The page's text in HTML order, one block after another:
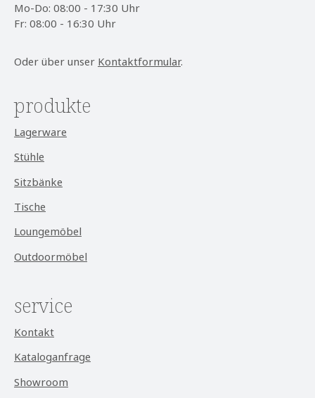
Mo-Do: 08:00 - 17:30 Uhr
Fr: 08:00 - 16:30 Uhr
Oder über unser Kontaktformular.
produkte
Lagerware
Stühle
Sitzbänke
Tische
Loungemöbel
Outdoormöbel
service
Kontakt
Kataloganfrage
Showroom